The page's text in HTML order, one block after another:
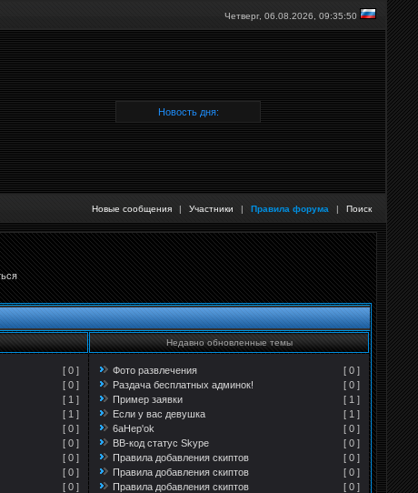
Четверг, 06.08.2026, 09:35:50
Новость дня:
Новые сообщения | Участники | Правила форума | Поиск
Недавно обновленные темы
[ 0 ]
[ 0 ]
[ 1 ]
[ 1 ]
[ 0 ]
[ 0 ]
[ 0 ]
[ 0 ]
[ 0 ]
Фото развлечения
[ 0 ]
Раздача бесплатных админок!
[ 0 ]
Пример заявки
[ 1 ]
Если у вас девушка
[ 1 ]
6aHep'ok
[ 0 ]
BB-код статус Skype
[ 0 ]
Правила добавления скиптов
[ 0 ]
Правила добавления скиптов
[ 0 ]
Правила добавления скиптов
[ 0 ]